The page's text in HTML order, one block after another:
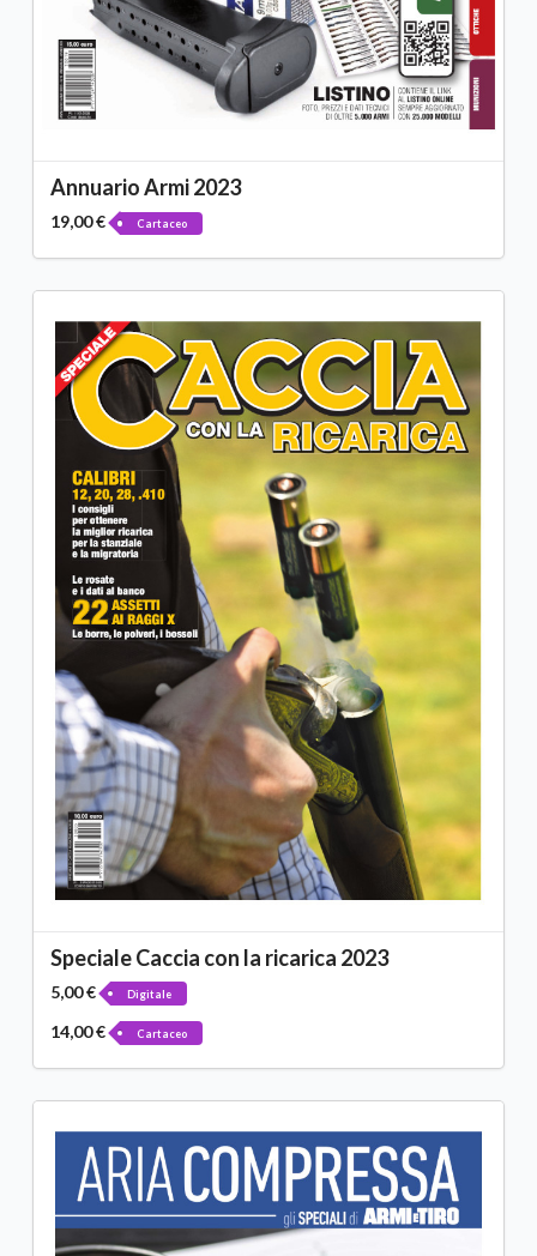
Annuario Armi 2023
19,00 € Cartaceo
Speciale Caccia con la ricarica 2023
5,00 € Digitale
14,00 € Cartaceo